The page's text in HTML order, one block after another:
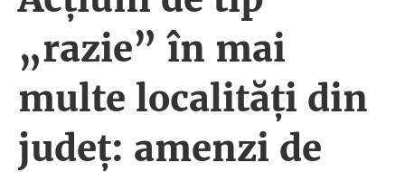
„razie” în mai
multe localități din
județ: amenzi de